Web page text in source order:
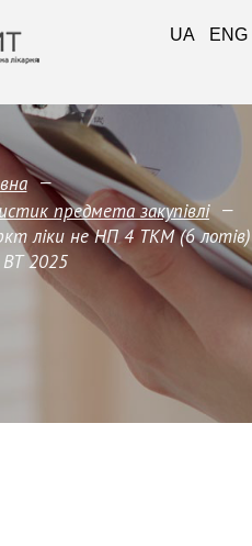
—
предмета закупівлi —
ліки не НП 4 ТКМ (6 лотів)
ВТ 2025
UA ENG